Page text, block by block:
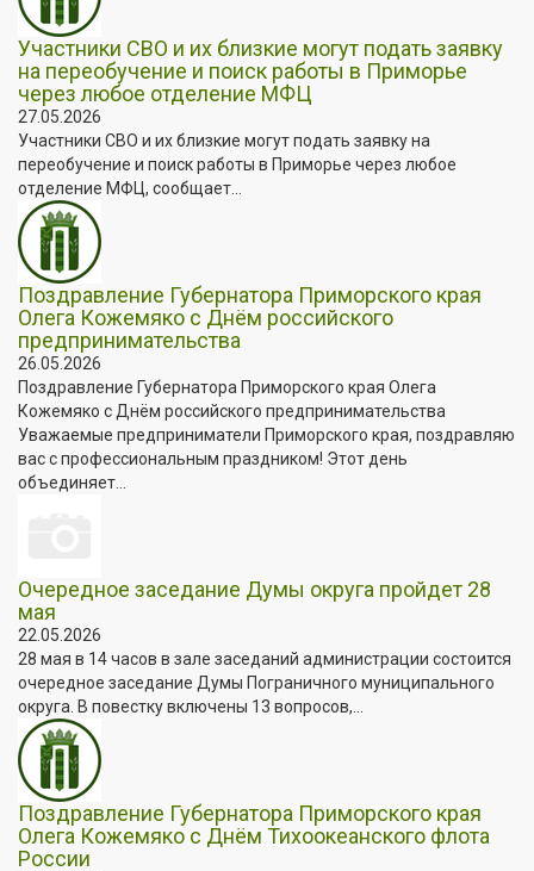
Участники СВО и их близкие могут подать заявку
на переобучение и поиск работы в Приморье
через любое отделение МФЦ
27.05.2026
Участники СВО и их близкие могут подать заявку на
переобучение и поиск работы в Приморье через любое
отделение МФЦ, сообщает...
Поздравление Губернатора Приморского края
Олега Кожемяко с Днём российского
предпринимательства
26.05.2026
Поздравление Губернатора Приморского края Олега
Кожемяко с Днём российского предпринимательства
Уважаемые предприниматели Приморского края, поздравляю
вас с профессиональным праздником! Этот день
объединяет...
Очередное заседание Думы округа пройдет 28
мая
22.05.2026
28 мая в 14 часов в зале заседаний администрации состоится
очередное заседание Думы Пограничного муниципального
округа. В повестку включены 13 вопросов,...
Поздравление Губернатора Приморского края
Олега Кожемяко с Днём Тихоокеанского флота
России